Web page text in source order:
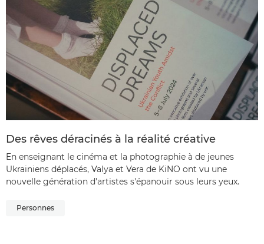
Des rêves déracinés à la réalité créative
En enseignant le cinéma et la photographie à de jeunes
Ukrainiens déplacés, Valya et Vera de KiNO ont vu une
nouvelle génération d'artistes s'épanouir sous leurs yeux.
Personnes